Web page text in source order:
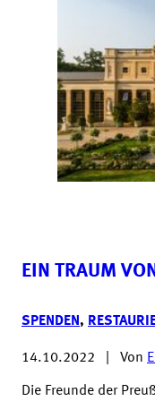
EIN TRAUM
SPENDEN,
14.10.2022 Von
Die Freunde der